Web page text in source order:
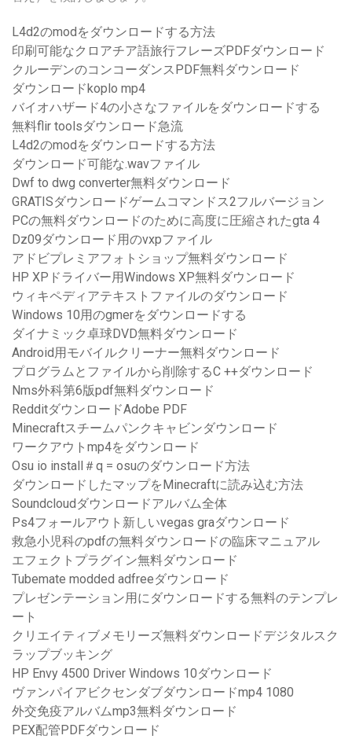
L4d2のmodをダウンロードする方法
印刷可能なクロアチア語旅行フレーズPDFダウンロード
クルーデンのコンコーダンスPDF無料ダウンロード
ダウンロードkoplo mp4
バイオハザード4の小さなファイルをダウンロードする
無料flir toolsダウンロード急流
L4d2のmodをダウンロードする方法
ダウンロード可能な.wavファイル
Dwf to dwg converter無料ダウンロード
GRATISダウンロードゲームコマンドス2フルバージョン
PCの無料ダウンロードのために高度に圧縮されたgta 4
Dz09ダウンロード用のvxpファイル
アドビプレミアフォトショップ無料ダウンロード
HP XPドライバー用Windows XP無料ダウンロード
ウィキペディアテキストファイルのダウンロード
Windows 10用のgmerをダウンロードする
ダイナミック卓球DVD無料ダウンロード
Android用モバイルクリーナー無料ダウンロード
プログラムとファイルから削除するC ++ダウンロード
Nms外科第6版pdf無料ダウンロード
RedditダウンロードAdobe PDF
Minecraftスチームパンクキャビンダウンロード
ワークアウトmp4をダウンロード
Osu io install＃q = osuのダウンロード方法
ダウンロードしたマップをMinecraftに読み込む方法
Soundcloudダウンロードアルバム全体
Ps4フォールアウト新しいvegas graダウンロード
救急小児科のpdfの無料ダウンロードの臨床マニュアル
エフェクトプラグイン無料ダウンロード
Tubemate modded adfreeダウンロード
プレゼンテーション用にダウンロードする無料のテンプレ
ート
クリエイティブメモリーズ無料ダウンロードデジタルスク
ラップブッキング
HP Envy 4500 Driver Windows 10ダウンロード
ヴァンパイアビクセンダブダウンロードmp4 1080
外交免疫アルバムmp3無料ダウンロード
PEX配管PDFダウンロード